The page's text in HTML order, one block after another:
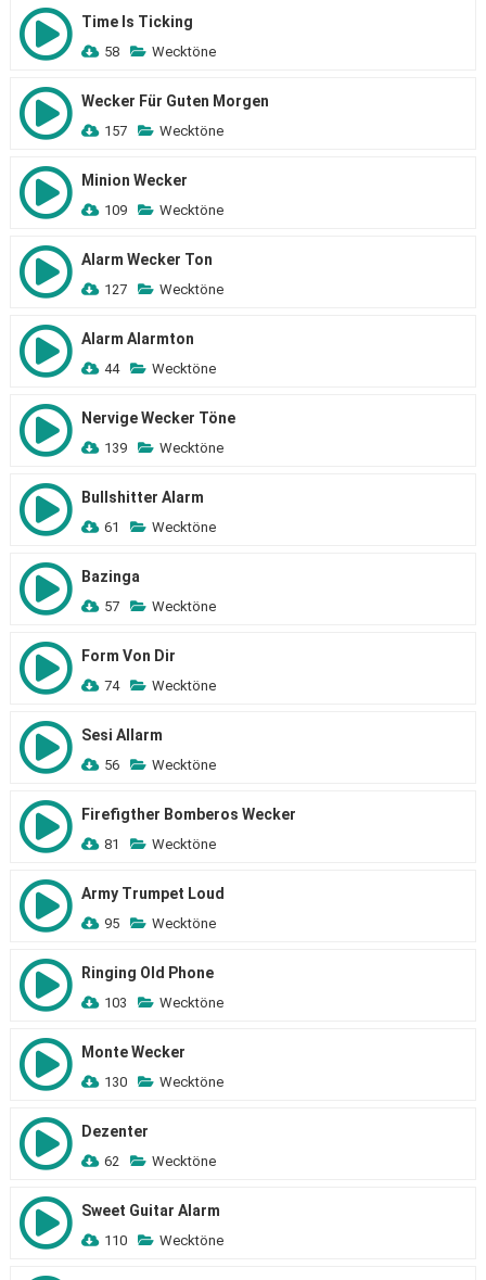
Time Is Ticking
58 Wecktöne
Wecker Für Guten Morgen
157 Wecktöne
Minion Wecker
109 Wecktöne
Alarm Wecker Ton
127 Wecktöne
Alarm Alarmton
44 Wecktöne
Nervige Wecker Töne
139 Wecktöne
Bullshitter Alarm
61 Wecktöne
Bazinga
57 Wecktöne
Form Von Dir
74 Wecktöne
Sesi Allarm
56 Wecktöne
Firefigther Bomberos Wecker
81 Wecktöne
Army Trumpet Loud
95 Wecktöne
Ringing Old Phone
103 Wecktöne
Monte Wecker
130 Wecktöne
Dezenter
62 Wecktöne
Sweet Guitar Alarm
110 Wecktöne